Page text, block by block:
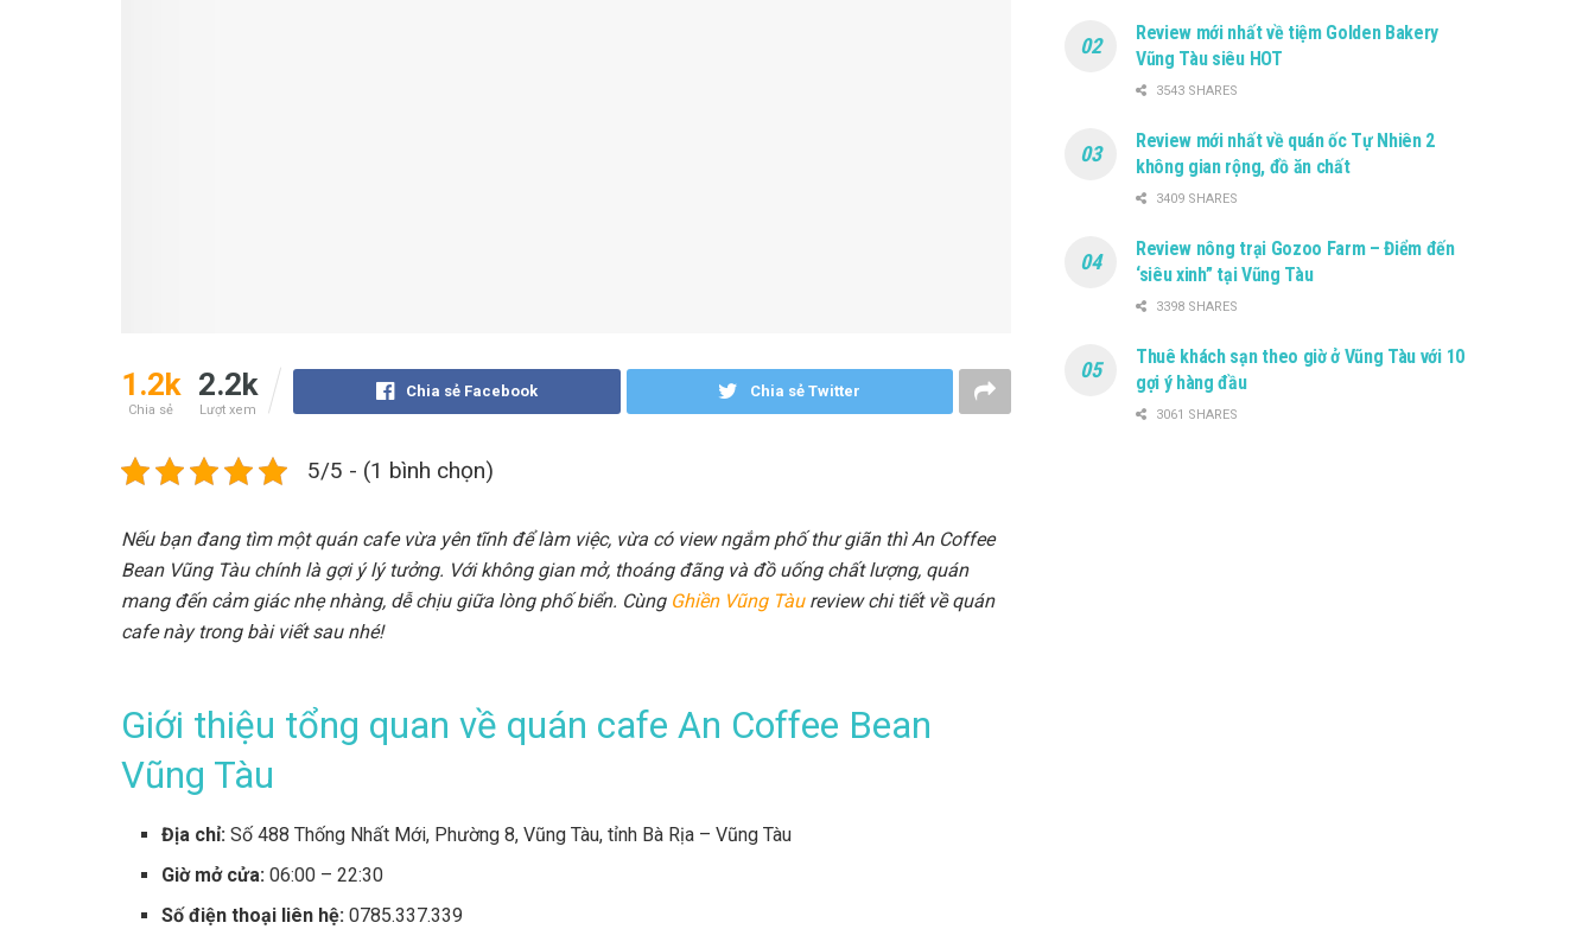
1.2k
Chia sẻ
2.2k
Lượt xem
Chia sẻ Facebook Chia sẻ Twitter
5/5 - (1 bình chọn)
Nếu bạn đang tìm một quán cafe vừa yên tĩnh để làm việc, vừa có view ngắm phố thư giãn thì An Coffee
Bean Vũng Tàu chính là gợi ý lý tưởng. Với không gian mở, thoáng đãng và đồ uống chất lượng, quán
mang đến cảm giác nhẹ nhàng, dễ chịu giữa lòng phố biển. Cùng Ghiền Vũng Tàureview chi tiết về quán
cafe này trong bài viết sau nhé!
Giới thiệu tổng quan về quán cafe An Coffee Bean
Vũng Tàu
Địa chỉ:Số 488 Thống Nhất Mới, Phường 8, Vũng Tàu, tỉnh Bà Rịa – Vũng Tàu
Giờ mở cửa: 06:00 – 22:30
Số điện thoại liên hệ: 0785.337.339
Review mới nhất về tiệm Golden Bakery
Vũng Tàu siêu HOT
3543 SHARES
Review mới nhất về quán ốc Tự Nhiên 2
không gian rộng, đồ ăn chất
3409 SHARES
Review nông trại Gozoo Farm – Điểm đến
‘siêu xinh” tại Vũng Tàu
3398 SHARES
Thuê khách sạn theo giờ ở Vũng Tàu với 10
gợi ý hàng đầu
3061 SHARES